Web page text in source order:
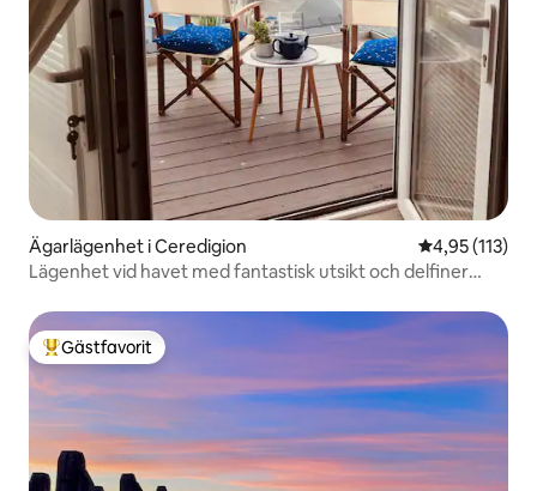
Ägarlägenhet i Ceredigion 4,95 av 5 i
4,95 (113)
Lägenhet vid havet med fantastisk utsikt och delfiner
Populär gästfavorit
Gästfavorit